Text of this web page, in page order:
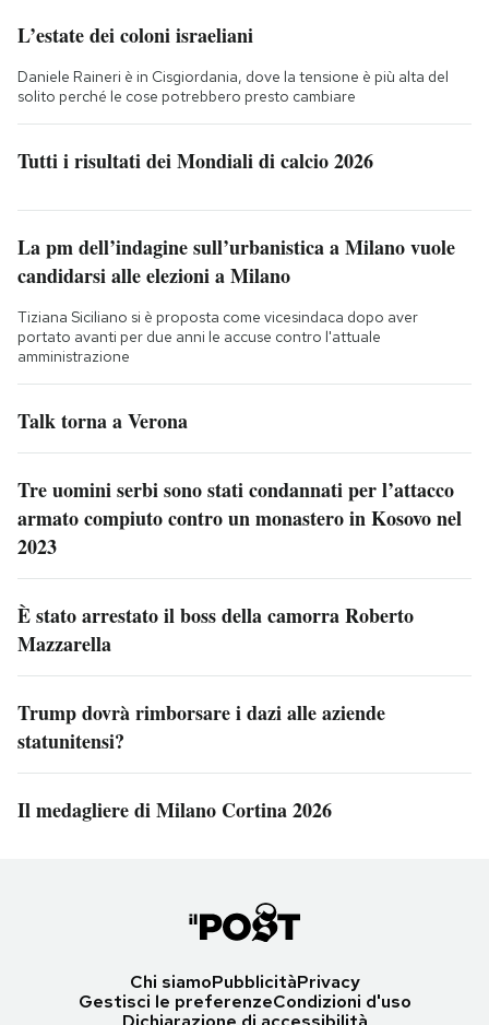
L’estate dei coloni israeliani
Daniele Raineri è in Cisgiordania, dove la tensione è più alta del
solito perché le cose potrebbero presto cambiare
Tutti i risultati dei Mondiali di calcio 2026
La pm dell’indagine sull’urbanistica a Milano vuole
candidarsi alle elezioni a Milano
Tiziana Siciliano si è proposta come vicesindaca dopo aver
portato avanti per due anni le accuse contro l'attuale
amministrazione
Talk torna a Verona
Tre uomini serbi sono stati condannati per l’attacco
armato compiuto contro un monastero in Kosovo nel
2023
È stato arrestato il boss della camorra Roberto
Mazzarella
Trump dovrà rimborsare i dazi alle aziende
statunitensi?
Il medagliere di Milano Cortina 2026
Chi siamoPubblicitàPrivacy
Gestisci le preferenzeCondizioni d'uso